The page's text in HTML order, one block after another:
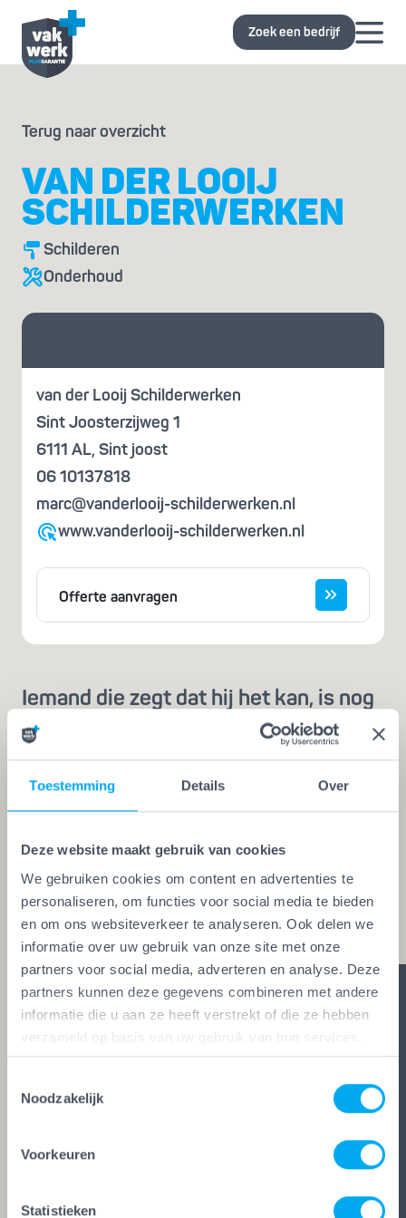
Toestemming Details Over
Deze website maakt gebruik van cookies
We gebruiken cookies om content en advertenties te
personaliseren, om functies voor social media te bieden
en om ons websiteverkeer te analyseren. Ook delen we
informatie over uw gebruik van onze site met onze
partners voor social media, adverteren en analyse. Deze
partners kunnen deze gegevens combineren met andere
informatie die u aan ze heeft verstrekt of die ze hebben
verzameld op basis van uw gebruik van hun services.
Noodzakelijk
Voorkeuren
Statistieken
Zoek een bedrijf
Terug naar overzicht
VAN DER LOOIJ
SCHILDERWERKEN
Schilderen
Onderhoud
Vraag je
van der Looij Schilderwerken
Sint Joosterzijweg 1
6111 AL, Sint joost
06 10137818
marc@vanderlooij-schilderwerken.nl
www.vanderlooij-schilderwerken.nl
Offerte aanvragen
Iemand die zegt dat hij het kan, is nog
geen vakman
Een echte vakman of -vrouw herken je aan de
Vakwerk Plusgarantie. Dit is hét
kwaliteitskeurmerk voor schilders, behangers,
aan de strengste kwaliteitseisen voldoet, mag het
keurmerk voeren. Zo ben je zeker van vakwerk,
duidelijke afspraken en zes glasheldere garanties.